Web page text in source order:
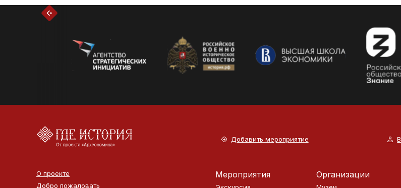
Добавить мероприятие
О проекте
Добро пожаловать
Мероприятия Организации